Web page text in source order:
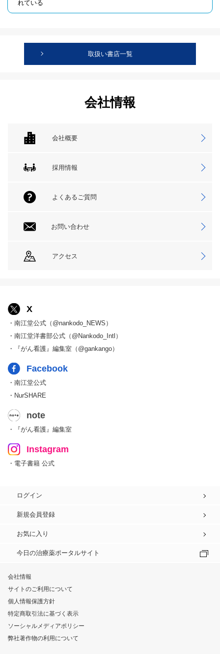
れている
取扱い書店一覧
会社情報
会社概要
採用情報
よくあるご質問
お問い合わせ
アクセス
X
・南江堂公式（@nankodo_NEWS）
・南江堂洋書部公式（@Nankodo_Intl）
・『がん看護』編集室（@gankango）
Facebook
・南江堂公式
・NurSHARE
note
・『がん看護』編集室
Instagram
・電子書籍 公式
ログイン
新規会員登録
お気に入り
今日の治療薬ポータルサイト
会社情報
サイトのご利用について
個人情報保護方針
特定商取引法に基づく表示
ソーシャルメディアポリシー
弊社著作物の利用について